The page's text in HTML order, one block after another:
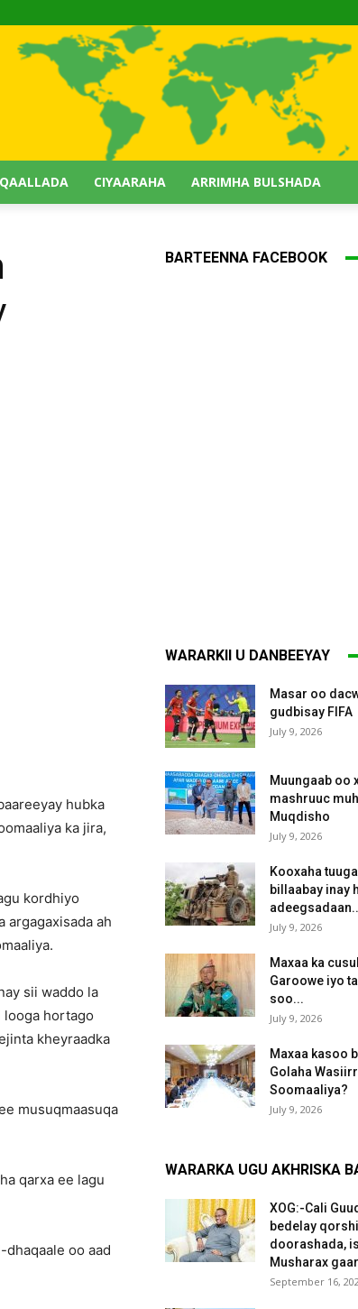
CIYAARAHA ARRIMHA BULSHADA
hubka
ka jira,
kordhiyo
argagaxisada ah
sii waddo la
looga hortago
kheyraadka
musuqmaasuqa
qarxa ee lagu
dhaqaale oo aad
BARTEENNA FACEBOOK
WARARKII U DANBEEYAY
Masar oo
gudbisay FIFA
July 9, 2026
Muungaab oo
mashruuc
Muqdisho
July 9, 2026
Kooxaha
billaabay inay
July 9, 2026
Maxaa ka
Garoowe iyo
soo...
July 9, 2026
Maxaa kasoo
Golaha
Soomaaliya?
July 9, 2026
WARARKA UGU AKHRISKA
XOG:-Cali
bedelay
doorashada,
Musharax
September 16,